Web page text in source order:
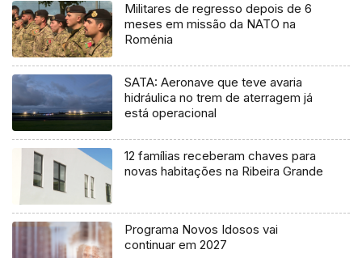
Militares de regresso depois de 6
meses em missão da NATO na
Roménia
SATA: Aeronave que teve avaria
hidráulica no trem de aterragem já
está operacional
12 famílias receberam chaves para
novas habitações na Ribeira Grande
Programa Novos Idosos vai
continuar em 2027